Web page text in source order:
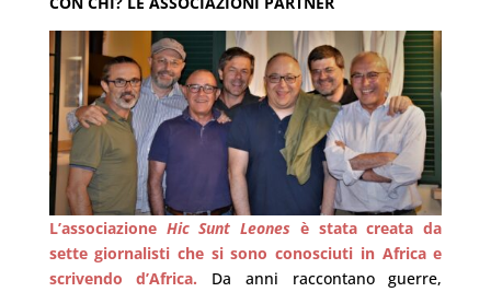
L’associazione Hic Sunt Leones è stata creata da
sette giornalisti che si sono conosciuti in Africa e
scrivendo d’Africa.
Da anni raccontano guerre,